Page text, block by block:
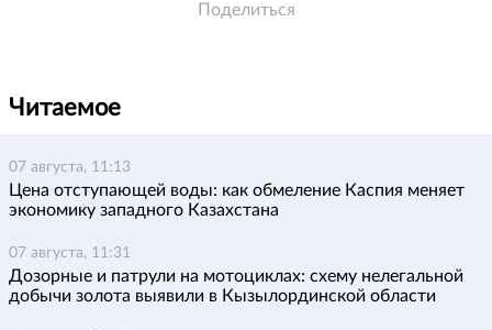
Поделиться
Читаемое
07 августа, 11:13
Цена отступающей воды: как обмеление Каспия меняет
экономику западного Казахстана
07 августа, 11:31
Дозорные и патрули на мотоциклах: схему нелегальной
добычи золота выявили в Кызылординской области